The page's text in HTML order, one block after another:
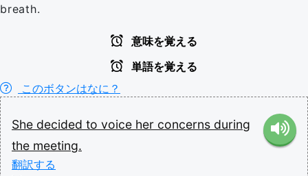
breath.
意味を覚える
単語を覚える
このボタンはなに？
She decided to voice her concerns during
the meeting.
翻訳する